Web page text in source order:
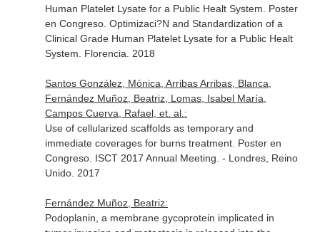
Human Platelet Lysate for a Public Healt System. Poster
en Congreso. Optimizaci?N and Standardization of a
Clinical Grade Human Platelet Lysate for a Public Healt
System. Florencia. 2018
Santos González, Mónica, Arribas Arribas, Blanca,
Fernández Muñoz, Beatriz, Lomas, Isabel María,
Campos Cuerva, Rafael, et. al.:
Use of cellularized scaffolds as temporary and
immediate coverages for burns treatment. Poster en
Congreso. ISCT 2017 Annual Meeting. - Londres, Reino
Unido. 2017
Fernández Muñoz, Beatriz:
Podoplanin, a membrane gycoprotein implicated in